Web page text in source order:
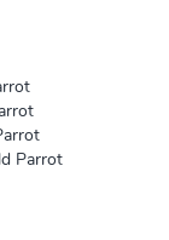
Parrot